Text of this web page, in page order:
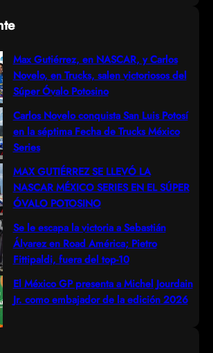
Max Gutiérrez, en NASCAR, y Carlos
Novelo, en Trucks, salen victoriosos del
Súper Óvalo Potosino
Carlos Novelo conquista San Luis Potosí
en la séptima Fecha de Trucks México
Series
MAX GUTIÉRREZ SE LLEVÓ LA
NASCAR MÉXICO SERIES EN EL SÚPER
ÓVALO POTOSINO
Se le escapa la victoria a Sebastián
Álvarez en Road América; Pietro
Fittipaldi, fuera del top-10
El México GP presenta a Michel Jourdain
Jr. como embajador de la edición 2026